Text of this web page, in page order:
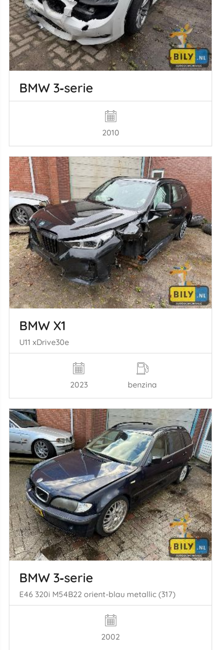
BMW 3‑serie
2010
BMW X1
U11 xDrive30e
2023 benzina
BMW 3‑serie
E46 320i M54B22 orient-blau metallic (317)
2002